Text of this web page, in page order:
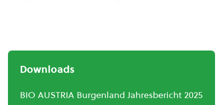
Downloads
BIO AUSTRIA Burgenland Jahresbericht 2025